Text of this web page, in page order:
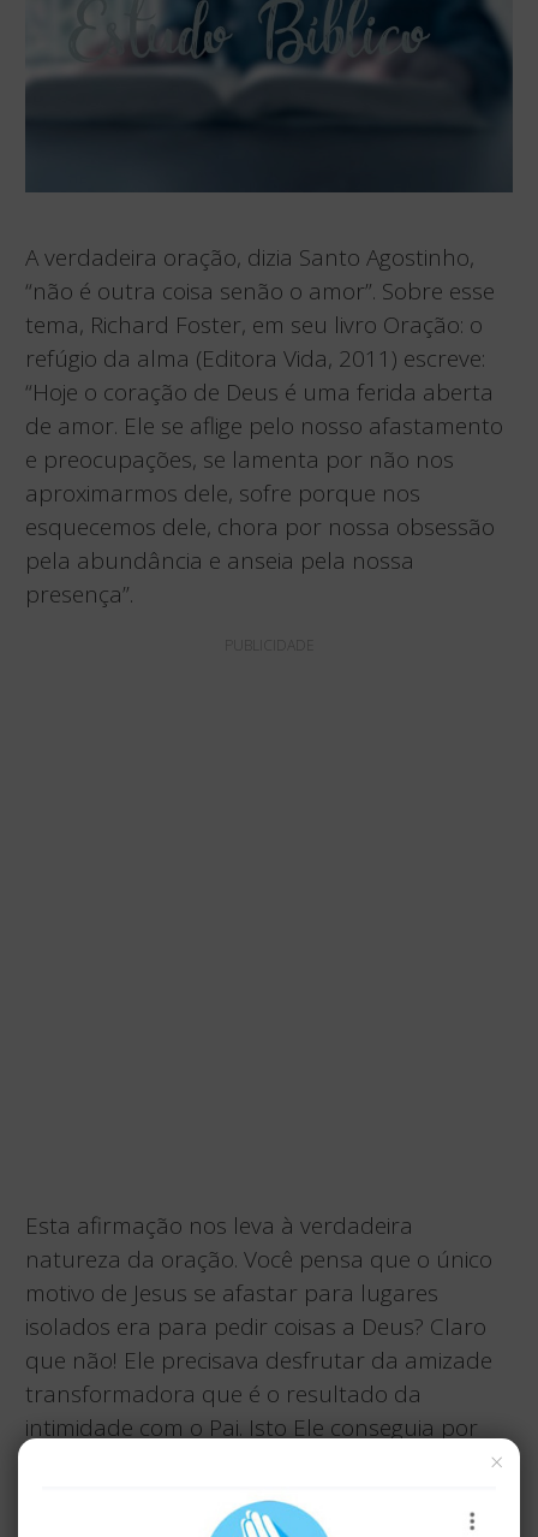
A verdadeira oração, dizia Santo Agostinho,
“não é outra coisa senão o amor”. Sobre esse
tema, Richard Foster, em seu livro Oração: o
refúgio da alma (Editora Vida, 2011) escreve:
“Hoje o coração de Deus é uma ferida aberta
de amor. Ele se aflige pelo nosso afastamento
e preocupações, se lamenta por não nos
aproximarmos dele, sofre porque nos
esquecemos dele, chora por nossa obsessão
pela abundância e anseia pela nossa
presença”.
PUBLICIDADE
Esta afirmação nos leva à verdadeira
natureza da oração. Você pensa que o único
motivo de Jesus se afastar para lugares
isolados era para pedir coisas a Deus? Claro
que não! Ele precisava desfrutar da amizade
transformadora que é o resultado da
intimidade com o Pai. Isto Ele conseguia por
Foi por esta razão que os discípulos se
×